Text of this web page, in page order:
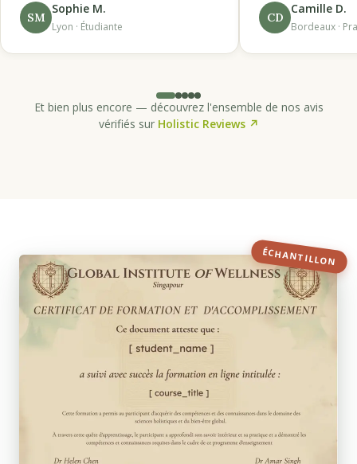
SM
Sophie M.
Lyon · Étudiante
CD
Camille D.
Bordeaux ·
Et bien plus encore — découvrez l'ensemble de nos avis
vérifiés sur Holistic Reviews ↗
ÉCHANTILLON